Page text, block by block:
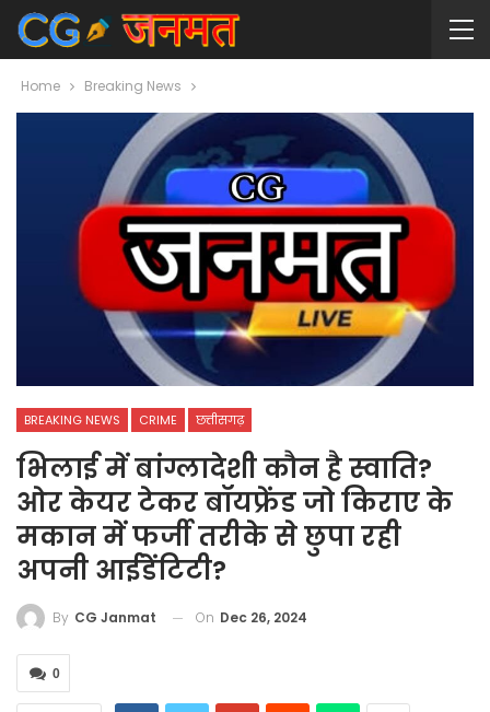
Home Breaking News
BREAKING NEWS CRIME छत्तीसगढ़
भिलाई में बांग्लादेशी कौन है स्वाति?
ओर केयर टेकर बॉयफ्रेंड जो किराए के
मकान में फर्जी तरीके से छुपा रही
अपनी आईडेंटिटी?
By CG Janmat On Dec 26, 2024
0